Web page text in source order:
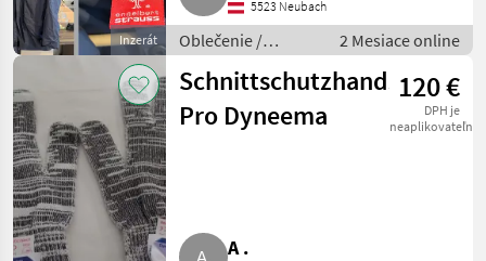
Inzerát
5523 Neubach
Oblečenie /
Ostatné oblečenie
2 Mesiace online
Schnittschutzhandschuhe
Pro Dyneema
120 €
DPH je
neaplikovateľné
A .